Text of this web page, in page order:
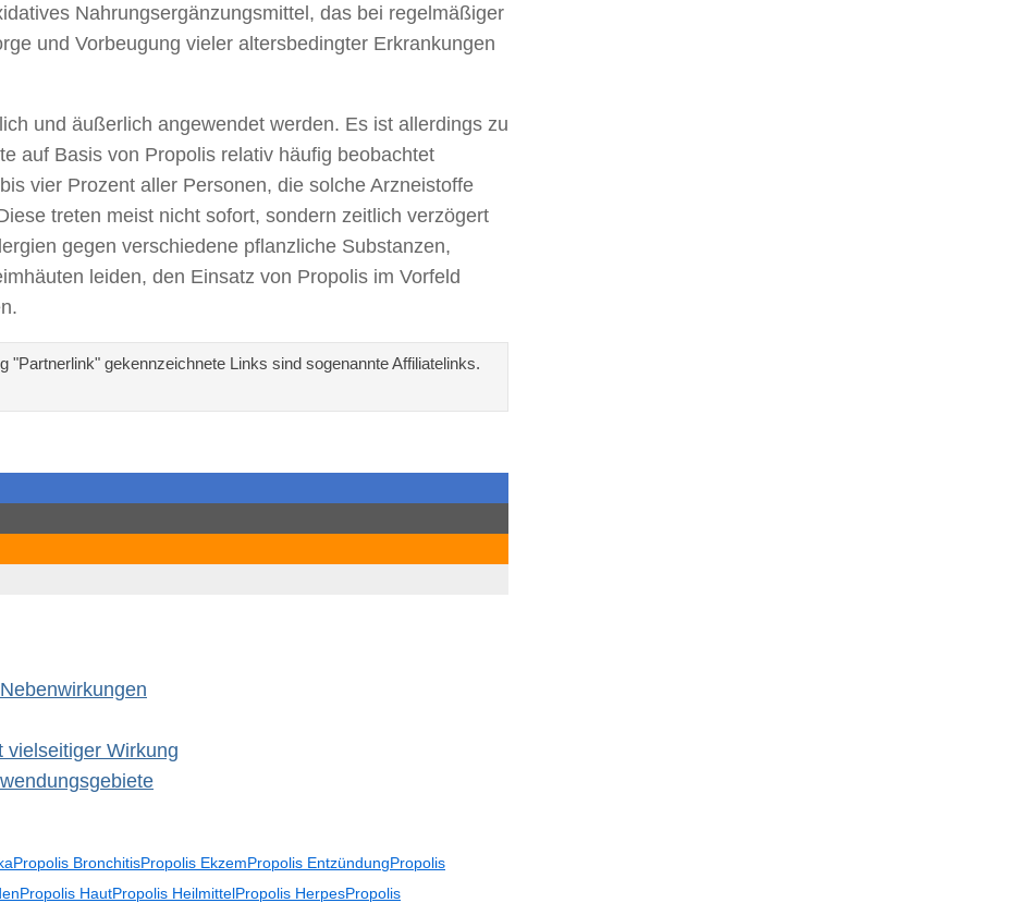
Nahrungsergänzungsmittel, das bei regelmäßiger
und Vorbeugung vieler altersbedingter Erkrankungen
und äußerlich angewendet werden. Es ist allerdings zu
auf Basis von Propolis relativ häufig beobachtet
vier Prozent aller Personen, die solche Arzneistoffe
treten meist nicht sofort, sondern zeitlich verzögert
gegen verschiedene pflanzliche Substanzen,
leiden, den Einsatz von Propolis im Vorfeld
"Partnerlink" gekennzeichnete Links sind sogenannte Affiliatelinks.
vielseitiger Wirkung
Propolis BronchitisPropolis Ekzem Propolis Entzündung Propolis
Propolis HautPropolis Heilmittel Propolis HerpesPropolis